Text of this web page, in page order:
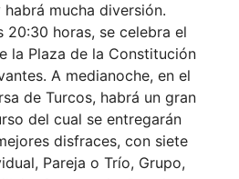
mucha diversión.
20:30 horas, se celebra el
la Plaza de la Constitución
A medianoche, en el
de Turcos, habrá un gran
del cual se entregarán
disfraces, con siete
Pareja o Trío, Grupo,